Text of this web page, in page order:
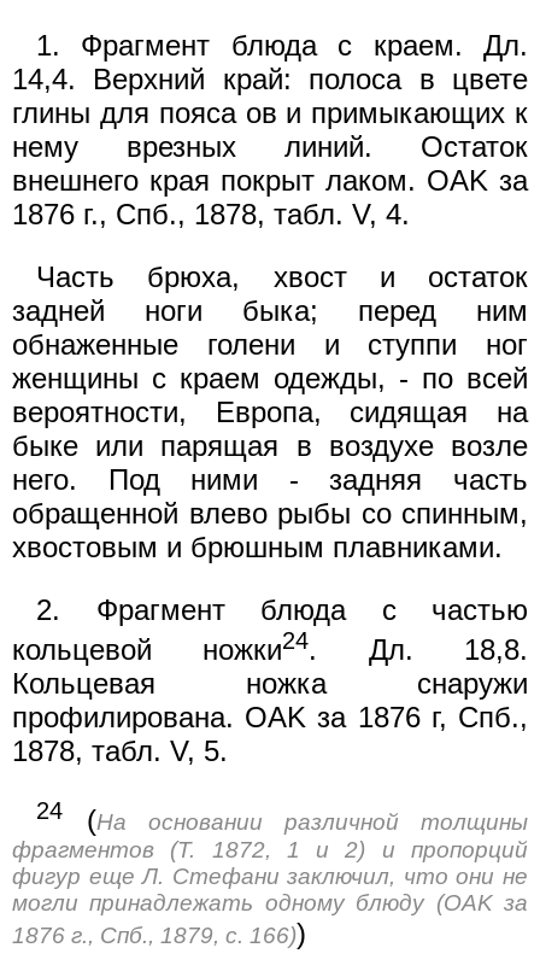
1. Фрагмент блюда с краем. Дл.
14,4. Верхний край: полоса в цвете
глины для пояса ов и примыкающих к
нему врезных линий. Остаток
внешнего края покрыт лаком. OAK за
1876 г., Спб., 1878, табл. V, 4.
Часть брюха, хвост и остаток
задней ноги быка; перед ним
обнаженные голени и ступпи ног
женщины с краем одежды, - по всей
вероятности, Европа, сидящая на
быке или парящая в воздухе возле
него. Под ними - задняя часть
обращенной влево рыбы со спинным,
хвостовым и брюшным плавниками.
2. Фрагмент блюда с частью
кольцевой ножки24. Дл. 18,8.
Кольцевая ножка снаружи
профилирована. OAK за 1876 г, Спб.,
1878, табл. V, 5.
24 (На основании различной толщины
фрагментов (Т. 1872, 1 и 2) и пропорций
фигур еще Л. Стефани заключил, что они не
могли принадлежать одному блюду (OAK за
1876 г., Спб., 1879, с. 166))